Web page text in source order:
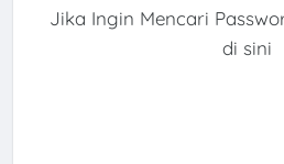
Jika Ingin Mencari
di sini